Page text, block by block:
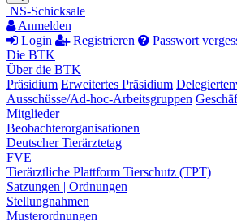
Suche
NS-Schicksale
Anmelden
Login
Registrieren
Passwort
Die BTK
Über die BTK
Präsidium Erweitertes Präsidium
Ausschüsse/Ad-hoc-Arbeitsgruppen
Mitglieder
Beobachterorganisationen
Deutscher Tierärztetag
FVE
Tierärztliche Plattform Tierschutz (TPT)
Satzungen | Ordnungen
Stellungnahmen
Musterordnungen